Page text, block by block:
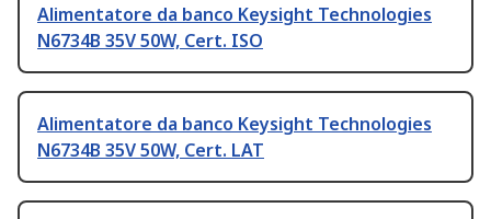
Alimentatore da banco Keysight Technologies
N6734B 35V 50W, Cert. ISO
Alimentatore da banco Keysight Technologies
N6734B 35V 50W, Cert. LAT